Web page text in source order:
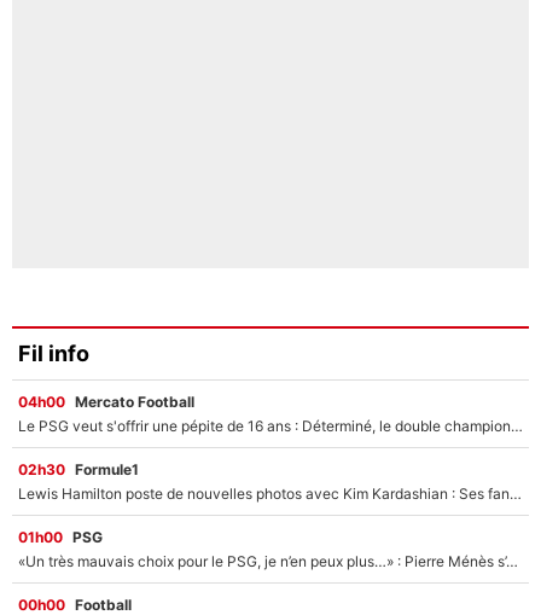
Fil info
04h00 Mercato Football
Le PSG veut s'offrir une pépite de 16 ans : Déterminé, le double champion d'Europe en titre est prêt à lâcher 40M€ pour celui que l'on compare déjà à Vinicius Jr !
02h30 Formule1
Lewis Hamilton poste de nouvelles photos avec Kim Kardashian : Ses fans le voient déjà redevenir champion du monde de F1 grâce à elle !
01h00 PSG
«Un très mauvais choix pour le PSG, je n’en peux plus…» : Pierre Ménès s’est complètement trompé avec Luis Enrique et ces déclarations le prouvent !
00h00 Football